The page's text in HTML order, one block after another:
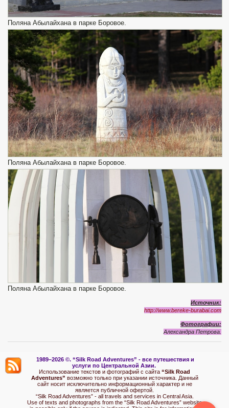
Поляна Абылайхана в парке Боровое.
Поляна Абылайхана в парке Боровое.
Поляна Абылайхана в парке Боровое.
Источник:
http://www.bereke-burabai.com
Фотографии:
Александра Петрова.
1989–2026 ©. “Silk Road Adventures” - все путешествия и
услуги по Центральной Азии.
Использование текстов и фотографий с сайта “Silk Road
Adventures” возможно только при указании источника. Данный
сайт носит исключительно информационный характер и не
является публичной офертой.
“Silk Road Adventures” - all travels and services in Central Asia.
Use of texts and photographs from the “Silk Road Adventures” website